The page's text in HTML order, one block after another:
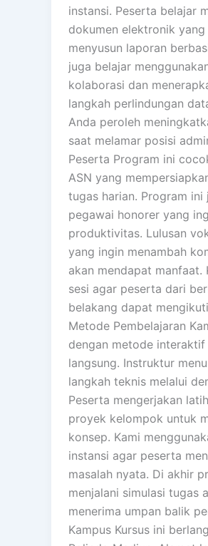
instansi. Peserta belajar
dokumen elektronik
menyusun laporan
juga belajar
kolaborasi dan
langkah perlindungan
Anda peroleh
saat melamar posisi
Peserta Program ini
ASN yang
tugas harian. Program
pegawai honorer yang
produktivitas. Lulusan
yang ingin menambah
akan mendapat manfaat.
sesi agar peserta dari
belakang dapat
Metode Pembelajaran
dengan metode
langsung. Instruktur
langkah teknis melalui
Peserta mengerjakan
proyek kelompok untuk
konsep. Kami
instansi agar peserta
masalah nyata. Di akhir
menjalani simulasi tugas
menerima umpan balik
Kampus Kursus ini